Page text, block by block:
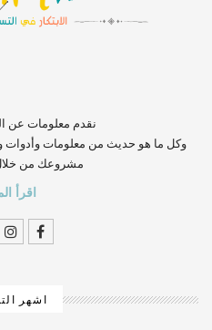
‏‏‏‏‏‏‏‏‏‏‏‏‏‏‏‏‏‏‏‏‏‏‏‏‏‏‏‏‏‏‏نقدم معلومات عن
وكل ما هو حديث من معلومات وأدوات
مشروعك من
اقرأ
اشهر